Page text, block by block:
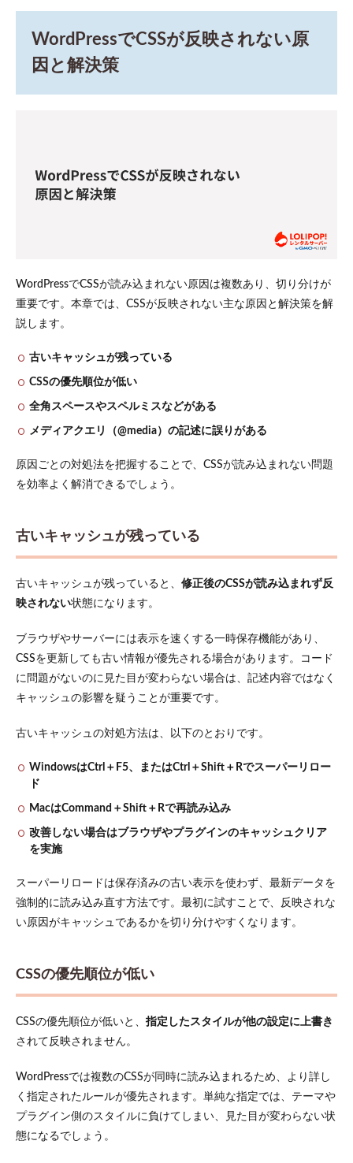
WordPressでCSSが反映されない原
因と解決策
WordPressでCSSが読み込まれない原因は複数あり、切り分けが
重要です。本章では、CSSが反映されない主な原因と解決策を解
説します。
古いキャッシュが残っている
CSSの優先順位が低い
全角スペースやスペルミスなどがある
メディアクエリ（@media）の記述に誤りがある
原因ごとの対処法を把握することで、CSSが読み込まれない問題
を効率よく解消できるでしょう。
古いキャッシュが残っている
古いキャッシュが残っていると、 修正後のCSSが読み込まれず反
映されない状態になります。
ブラウザやサーバーには表示を速くする一時保存機能があり、
CSSを更新しても古い情報が優先される場合があります。コード
に問題がないのに見た目が変わらない場合は、記述内容ではなく
キャッシュの影響を疑うことが重要です。
古いキャッシュの対処方法は、以下のとおりです。
WindowsはCtrl＋F5、またはCtrl＋Shift＋Rでスーパーリロー
ド
MacはCommand＋Shift＋Rで再読み込み
改善しない場合はブラウザやプラグインのキャッシュクリア
を実施
スーパーリロードは保存済みの古い表示を使わず、最新データを
強制的に読み込み直す方法です。最初に試すことで、反映されな
い原因がキャッシュであるかを切り分けやすくなります。
CSSの優先順位が低い
CSSの優先順位が低いと、 指定したスタイルが他の設定に上書き
されて反映されません。
WordPressでは複数のCSSが同時に読み込まれるため、より詳し
く指定されたルールが優先されます。単純な指定では、テーマや
プラグイン側のスタイルに負けてしまい、見た目が変わらない状
態になるでしょう。